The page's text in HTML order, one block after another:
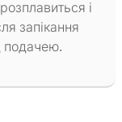
і
запікання
подачею.